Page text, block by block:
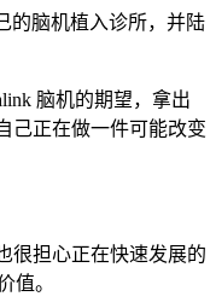
的脑机植入诊所，并陆
脑机的期望，拿出
己正在做一件可能改变
很担心正在快速发展的
值。